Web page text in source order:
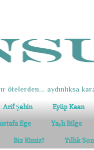
ötelerden... aydınlıksa
Arif Şahin Eyüp Kaan
Ege Yaşlı Bilge
Biz Kimiz? Yıllık